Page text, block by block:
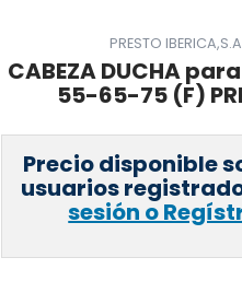
PRESTO IBERICA,S.A
CABEZA DUCHA
55-65-75 (F)
Precio disponible
usuarios
sesión o